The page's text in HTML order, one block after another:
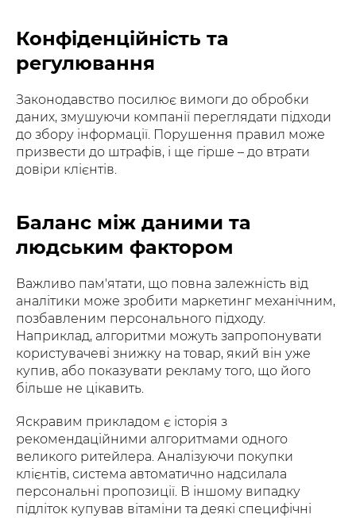
Конфіденційність та
регулювання
Законодавство посилює вимоги до обробки
даних, змушуючи компанії переглядати підходи
до збору інформації. Порушення правил може
призвести до штрафів, і ще гірше – до втрати
довіри клієнтів.
Баланс між даними та
людським фактором
Важливо пам'ятати, що повна залежність від
аналітики може зробити маркетинг механічним,
позбавленим персонального підходу.
Наприклад, алгоритми можуть запропонувати
користувачеві знижку на товар, який він уже
купив, або показувати рекламу того, що його
більше не цікавить.
Яскравим прикладом є історія з
рекомендаційними алгоритмами одного
великого ритейлера. Аналізуючи покупки
клієнтів, система автоматично надсилала
персональні пропозиції. В іншому випадку
підліток купував вітаміни та деякі специфічні